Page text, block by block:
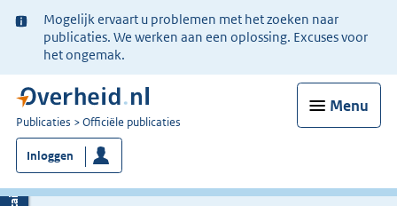
Ter
informatie:
Mogelijk ervaart u problemen met het zoeken naar
publicaties. We werken aan een oplossing. Excuses voor
het ongemak.
Menu
U
bent
nu
hier:
Publicaties Officiële publicaties
Inloggen